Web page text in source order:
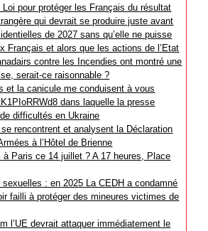
Loi pour protéger les Français du résultat
qui devrait se produire juste avant
de 2027 sans qu’elle ne puisse
Français et alors que les actions de l’Etat
contre les Incendies ont montré une
serait-ce raisonnable ?
et la canicule me conduisent à vous
dans laquelle la presse
difficultés en Ukraine
rencontrent et analysent la Déclaration
à l’Hôtel de Brienne
à Paris ce 14 juillet ? A 17 heures, Place
: en 2025 La CEDH a condamné
failli à protéger des mineures victimes de
l’UE devrait attaquer immédiatement le